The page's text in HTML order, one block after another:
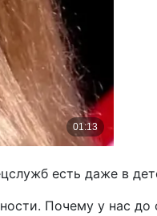
есть даже в
Почему у нас